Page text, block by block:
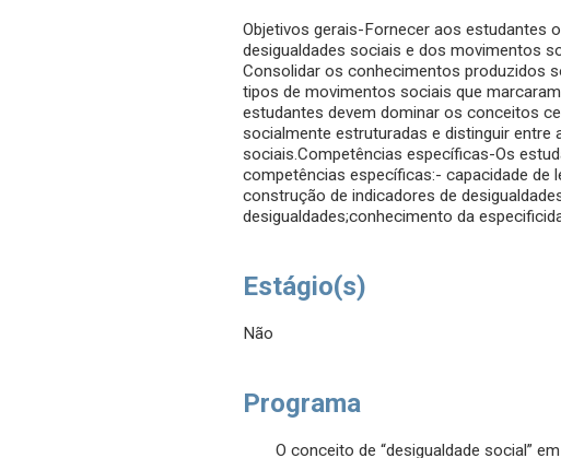
Objetivos gerais-Fornecer aos estudantes
desigualdades sociais e dos movimentos
Consolidar os conhecimentos produzidos
tipos de movimentos sociais que
estudantes devem dominar os conceitos
socialmente estruturadas e distinguir
sociais.Competências específicas-Os
competências específicas:- capacidade de
construção de indicadores de
desigualdades;conhecimento da
Estágio(s)
Não
Programa
O conceito de “desigualdade social”